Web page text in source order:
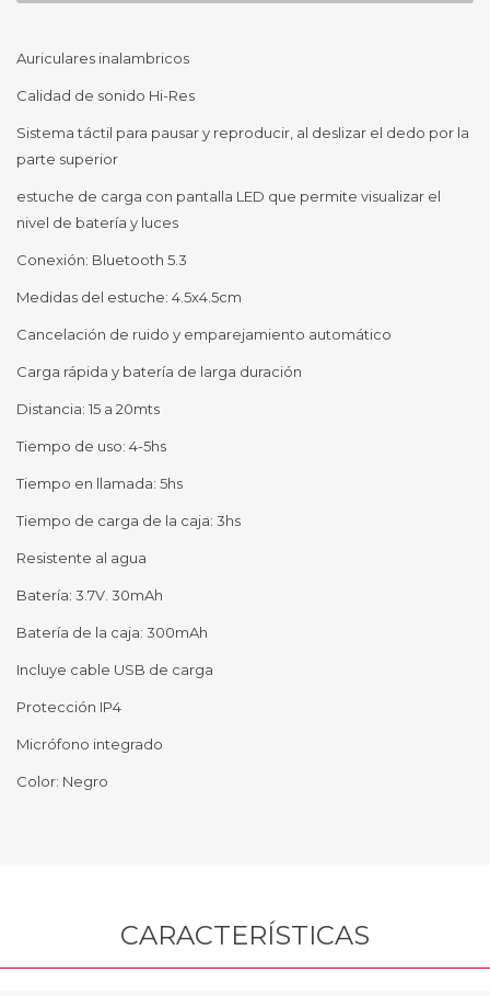
Auriculares inalambricos
Calidad de sonido Hi-Res
Sistema táctil para pausar y reproducir, al deslizar el dedo por la
parte superior
estuche de carga con pantalla LED que permite visualizar el
nivel de batería y luces
Conexión: Bluetooth 5.3
Medidas del estuche: 4.5x4.5cm
Cancelación de ruido y emparejamiento automático
Carga rápida y batería de larga duración
Distancia: 15 a 20mts
Tiempo de uso: 4-5hs
Tiempo en llamada: 5hs
Tiempo de carga de la caja: 3hs
Resistente al agua
Batería: 3.7V. 30mAh
Batería de la caja: 300mAh
Incluye cable USB de carga
Protección IP4
Micrófono integrado
Color: Negro
CARACTERÍSTICAS